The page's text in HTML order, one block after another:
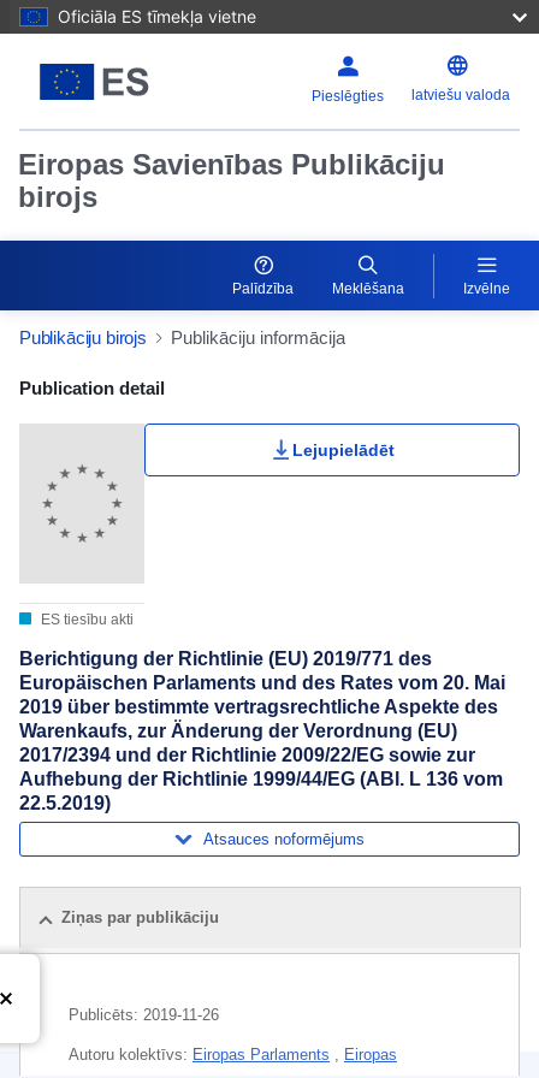
Oficiāla ES tīmekļa vietne
Pieslēgties latviešu valoda
Eiropas Savienības Publikāciju
birojs
Palīdzība Meklēšana Izvēlne
Publikāciju birojs Publikāciju informācija
Publication Detail Actions Portlet
Publication detail
ES tiesību akti
Lejupielādēt
Berichtigung der Richtlinie (EU) 2019/771 des
Europäischen Parlaments und des Rates vom 20. Mai
2019 über bestimmte vertragsrechtliche Aspekte des
Warenkaufs, zur Änderung der Verordnung (EU)
2017/2394 und der Richtlinie 2009/22/EG sowie zur
Aufhebung der Richtlinie 1999/44/EG (ABl. L 136 vom
22.5.2019)
Atsauces noformējums
Ziņas par publikāciju
Publicēts: 2019-11-26
Autoru kolektīvs: Eiropas Parlaments , Eiropas